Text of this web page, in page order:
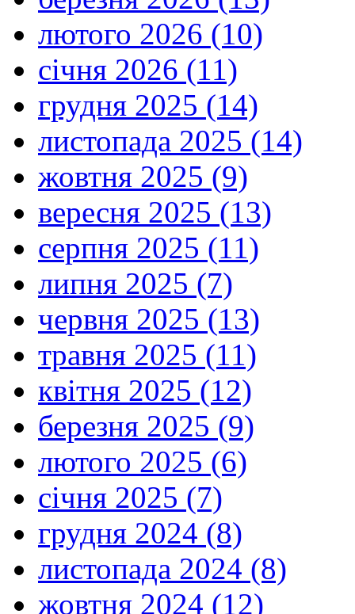
лютого 2026 (10)
січня 2026 (11)
грудня 2025 (14)
листопада 2025 (14)
жовтня 2025 (9)
вересня 2025 (13)
серпня 2025 (11)
липня 2025 (7)
червня 2025 (13)
травня 2025 (11)
квітня 2025 (12)
березня 2025 (9)
лютого 2025 (6)
січня 2025 (7)
грудня 2024 (8)
листопада 2024 (8)
жовтня 2024 (12)